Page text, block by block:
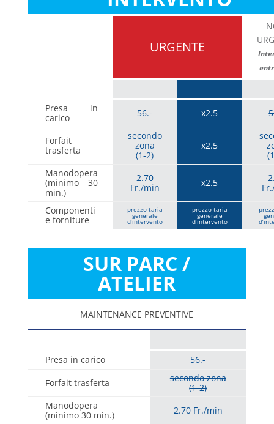
URGENTE
Presa in
carico
56.- x2.5
Forfait
trasferta
secondo
zona
(1-2)
x2.5
Manodopera
(minimo 30
min.)
2.70
Fr./min
x2.5
Componenti
e forniture
prezzo taria
generale
d’intervento
prezzo taria
generale
d’intervento
SUR PARC /
ATELIER
MAINTENANCE PREVENTIVE
Presa in carico
56.-
Forfait trasferta
secondo zona
(1-2)
Manodopera
(minimo 30 min.)
2.70 Fr./min